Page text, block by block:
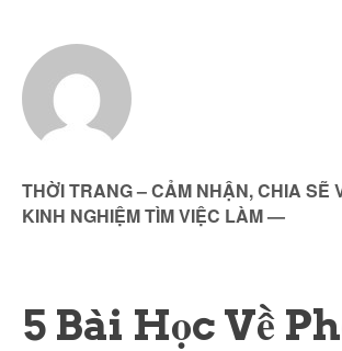
THỜI TRANG – CẢM NHẬN, CHIA SẼ
KINH NGHIỆM TÌM VIỆC LÀM—
5 Bài Học Về